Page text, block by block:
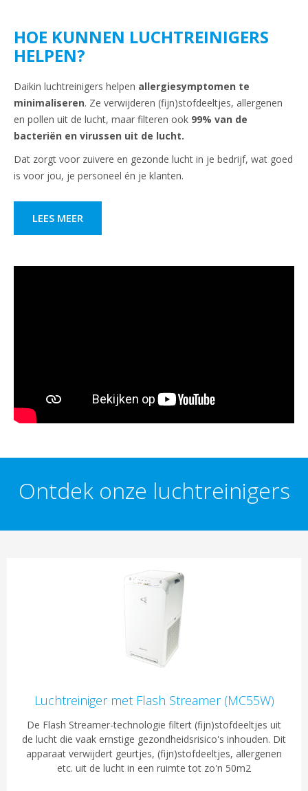
HOE KUNNEN LUCHTREINIGERS
HELPEN?
Daikin luchtreinigers helpen allergiesymptomen te
minimaliseren. Ze verwijderen (fijn)stofdeeltjes, allergenen
en pollen uit de lucht, maar filteren ook 99% van de
bacteriën en virussen uit de lucht.
Dat zorgt voor zuivere en gezonde lucht in je bedrijf, wat goed
is voor jou, je personeel én je klanten.
LEES MEER
Ontdek onze luchtreinigers
Luchtreiniger met Flash Streamer (MC55W)
De Flash Streamer-technologie filtert (fijn)stofdeeltjes uit
de lucht die vaak ernstige gezondheidsrisico's inhouden. Dit
apparaat verwijdert geurtjes, (fijn)stofdeeltjes, allergenen
etc. uit de lucht in een ruimte tot zo'n 50m2